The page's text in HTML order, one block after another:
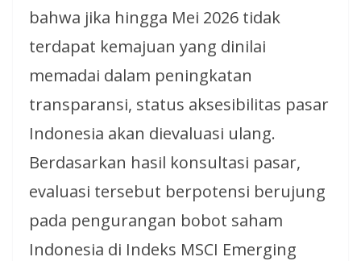
bahwa jika hingga Mei 2026 tidak
terdapat kemajuan yang dinilai
memadai dalam peningkatan
transparansi, status aksesibilitas pasar
Indonesia akan dievaluasi ulang.
Berdasarkan hasil konsultasi pasar,
evaluasi tersebut berpotensi berujung
pada pengurangan bobot saham
Indonesia di Indeks MSCI Emerging